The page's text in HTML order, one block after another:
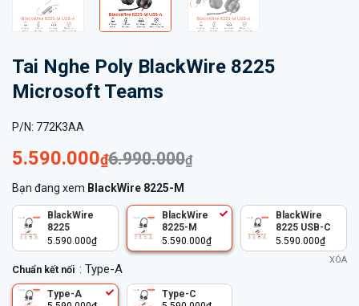
Tai Nghe Poly BlackWire 8225
Microsoft Teams
P/N: 772K3AA
5.590.000₫6.990.000₫
Bạn đang xem BlackWire 8225-M
BlackWire
8225
5.590.000₫
BlackWire
8225-M
5.590.000₫
BlackWire
8225 USB-C
5.590.000₫
Chuẩn kết nối : Type-A
Type-A
Type-C
XÓA